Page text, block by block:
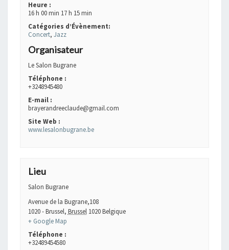
Heure :
16 h 00 min 17 h 15 min
Catégories d’Évènement:
Concert, Jazz
Organisateur
Le Salon Bugrane
Téléphone :
+3248945480
E-mail :
brayerandreeclaude@gmail.com
Site Web :
www.lesalonbugrane.be
Lieu
Salon Bugrane
Avenue de la Bugrane,108
1020 - Brussel, Brussel 1020Belgique
+ Google Map
Téléphone :
+32489454580